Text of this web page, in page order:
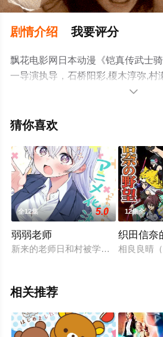
剧情介绍 我要评分
飘花电影网日本动漫《铠真传武士
一导演执导，石桥阳彩,榎木淳弥,村
太郎,增田俊树,木下纱华,Lynn,下野
岛拓笃,杉田智和,天崎滉平,铃村健一
宽嗣等演员精彩演绎的日本动漫，
减完整版动漫全集就上飘花影院，
豆瓣动漫、电视猫或剧情网等平台

猜你喜欢
全12集 5.0
弱弱老师
新来的老师日和村被学生们视为“可
12集全
织田信奈
相良良晴
相关推荐